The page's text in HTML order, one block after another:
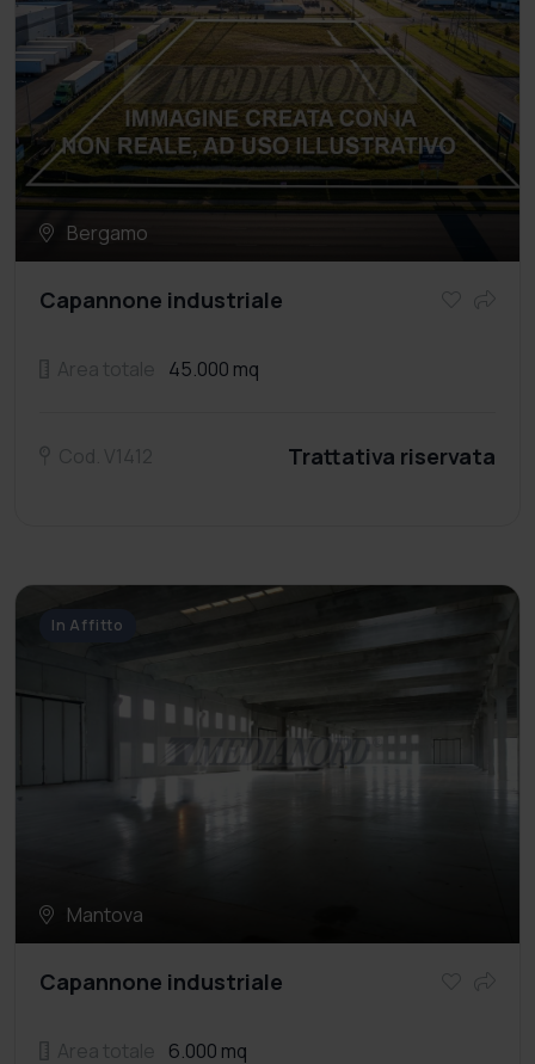
Bergamo
Capannone industriale
45.000 mq
Trattativa riservata
Mantova
In Affitto
Capannone industriale
6.000 mq